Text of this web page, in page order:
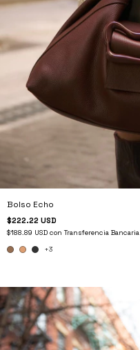
Bolso Echo
$222.22 USD
$188.89 USD con Transferencia Bancaria
+3